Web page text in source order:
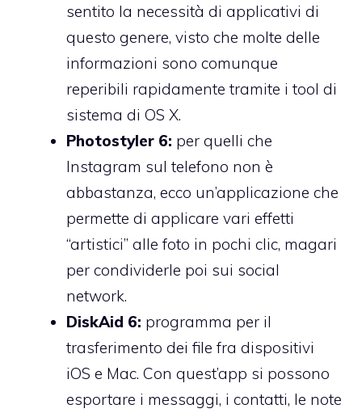
sentito la necessità di applicativi di
questo genere, visto che molte delle
informazioni sono comunque
reperibili rapidamente tramite i tool di
sistema di OS X.
Photostyler 6: per quelli che
Instagram sul telefono non è
abbastanza, ecco un’applicazione che
permette di applicare vari effetti
“artistici” alle foto in pochi clic, magari
per condividerle poi sui social
network.
DiskAid 6: programma per il
trasferimento dei file fra dispositivi
iOS e Mac. Con quest’app si possono
esportare i messaggi, i contatti, le note